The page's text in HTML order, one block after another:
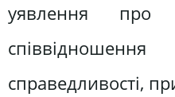
уявлення про
справедливості,